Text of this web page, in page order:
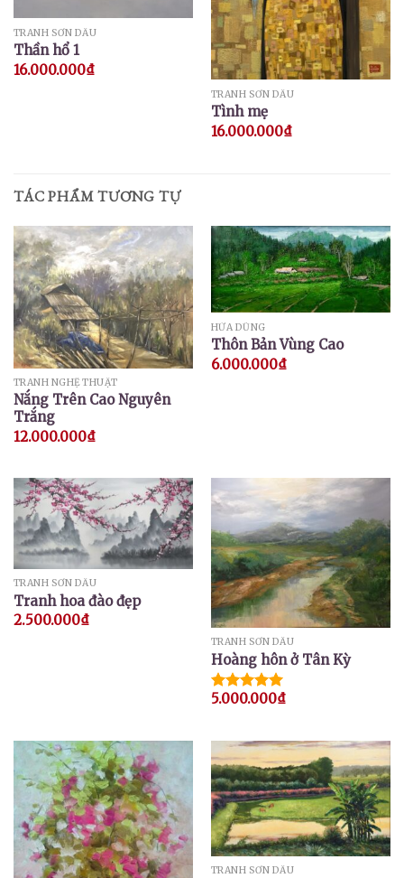
TRANH SƠN DẦU
Thần hổ 1
16.000.000₫
TRANH SƠN DẦU
Tình mẹ
16.000.000₫
TÁC PHẨM TƯƠNG TỰ
TRANH NGHỆ THUẬT
Nắng Trên Cao Nguyên
Trắng
12.000.000₫
HỨA DŨNG
Thôn Bản Vùng Cao
6.000.000₫
TRANH SƠN DẦU
Tranh hoa đào đẹp
2.500.000₫
TRANH SƠN DẦU
Hoàng hôn ở Tân Kỳ
Được xếp
5.000.000₫
TRANH SƠN DẦU